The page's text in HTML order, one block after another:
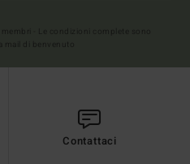
Contattaci